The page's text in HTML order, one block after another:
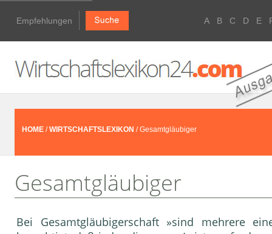
Empfehlungen A B C D E
HOME /WIRTSCHAFTSLEXIKON / Gesamtgläubiger
Gesamtgläubiger
Bei Gesamtgläubigerschaft »sind mehrere